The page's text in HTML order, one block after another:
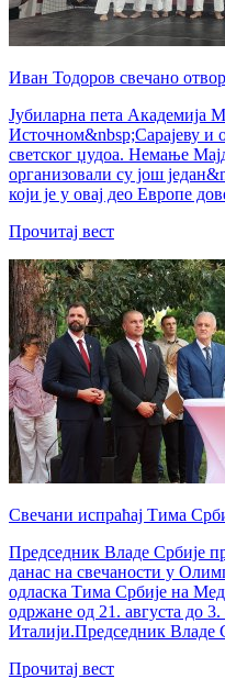
Иван Тодоров свечано
Јубиларна пета Академија
Источном&nbsp;Сарајеву и
светског џудоа. Немање
организовали су још
који је у овај део Европе
Прочитај вест
Свечани испраћај Тима
Председник Владе Србије
данас на свечаности у
одласка Тима Србије на
одржане од 21. августа до
Италији.Председник Владе
Прочитај вест